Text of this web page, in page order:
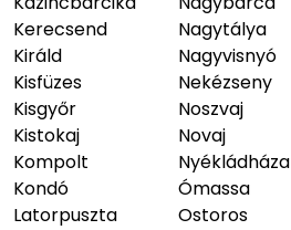
Kerecsend
Királd
Kisfüzes
Kisgyőr
Kistokaj
Kompolt
Kondó
Latorpuszta
Nagytálya
Nagyvisnyó
Nekézseny
Noszvaj
Novaj
Nyékládháza
Ómassa
Ostoros